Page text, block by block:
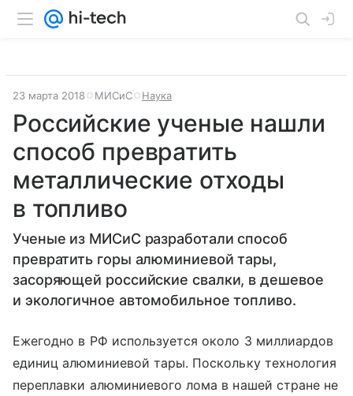
23 марта 2018 МИСиС Наука
Российские ученые нашли
способ превратить
металлические отходы
в топливо
Ученые из МИСиС разработали способ
превратить горы алюминиевой тары,
засоряющей российские свалки, в дешевое
и экологичное автомобильное топливо.
Ежегодно в РФ используется около 3 миллиардов
единиц алюминиевой тары. Поскольку технология
переплавки алюминиевого лома в нашей стране не